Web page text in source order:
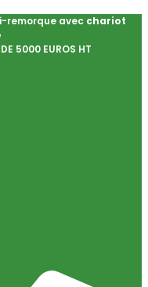
remorque avec chariot
5000 EUROS HT